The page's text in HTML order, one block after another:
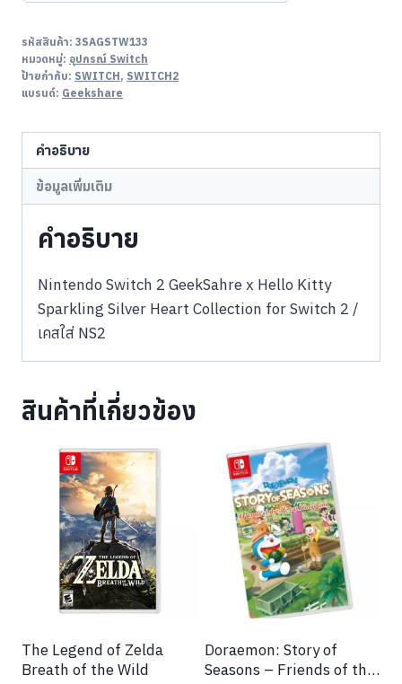
รหัสสินค้า: 3SAGSTW133
หมวดหมู่: อุปกรณ์ Switch
ป้ายกำกับ: SWITCH, SWITCH2
แบรนด์: Geekshare
คำอธิบาย
ข้อมูลเพิ่มเติม
คำอธิบาย
Nintendo Switch 2 GeekSahre x Hello Kitty
Sparkling Silver Heart Collection for Switch 2 /
เคสใส่ NS2
สินค้าที่เกี่ยวข้อง
The Legend of Zelda
Breath of the Wild
Doraemon: Story of
Seasons – Friends of the